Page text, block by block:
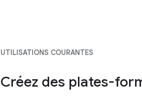
UTILISATIONS COURANTES
Créez des plates-